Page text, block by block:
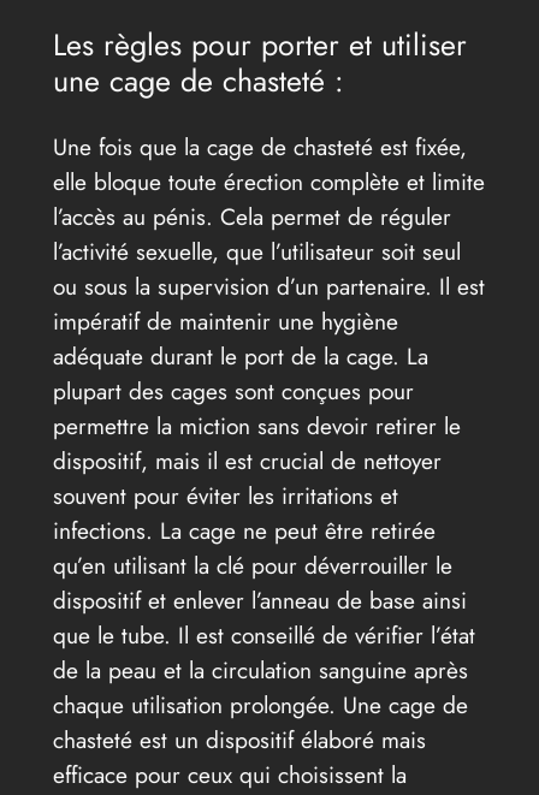
Les règles pour porter et utiliser
une cage de chasteté :
Une fois que la cage de chasteté est fixée,
elle bloque toute érection complète et limite
l’accès au pénis. Cela permet de réguler
l’activité sexuelle, que l’utilisateur soit seul
ou sous la supervision d’un partenaire. Il est
impératif de maintenir une hygiène
adéquate durant le port de la cage. La
plupart des cages sont conçues pour
permettre la miction sans devoir retirer le
dispositif, mais il est crucial de nettoyer
souvent pour éviter les irritations et
infections. La cage ne peut être retirée
qu’en utilisant la clé pour déverrouiller le
dispositif et enlever l’anneau de base ainsi
que le tube. Il est conseillé de vérifier l’état
de la peau et la circulation sanguine après
chaque utilisation prolongée. Une cage de
chasteté est un dispositif élaboré mais
efficace pour ceux qui choisissent la